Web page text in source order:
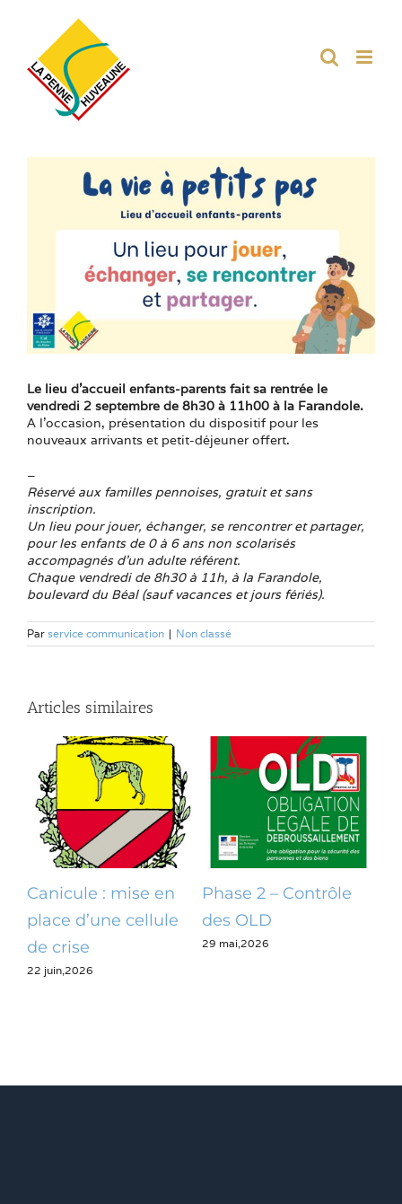
Le lieu d’accueil enfants-parents fait sa rentrée le
vendredi 2 septembre de 8h30 à 11h00 à la Farandole.
A l’occasion, présentation du dispositif pour les
nouveaux arrivants et petit-déjeuner offert.
–
Réservé aux familles pennoises, gratuit et sans
inscription.
Un lieu pour jouer, échanger, se rencontrer et partager,
pour les enfants de 0 à 6 ans non scolarisés
accompagnés d’un adulte référent.
Chaque vendredi de 8h30 à 11h, à la Farandole,
boulevard du Béal (sauf vacances et jours fériés).
Par service communication | Non classé
Articles similaires
Canicule : mise en
place d’une cellule
de crise
22 juin,2026
Phase 2 – Contrôle
des OLD
29 mai,2026